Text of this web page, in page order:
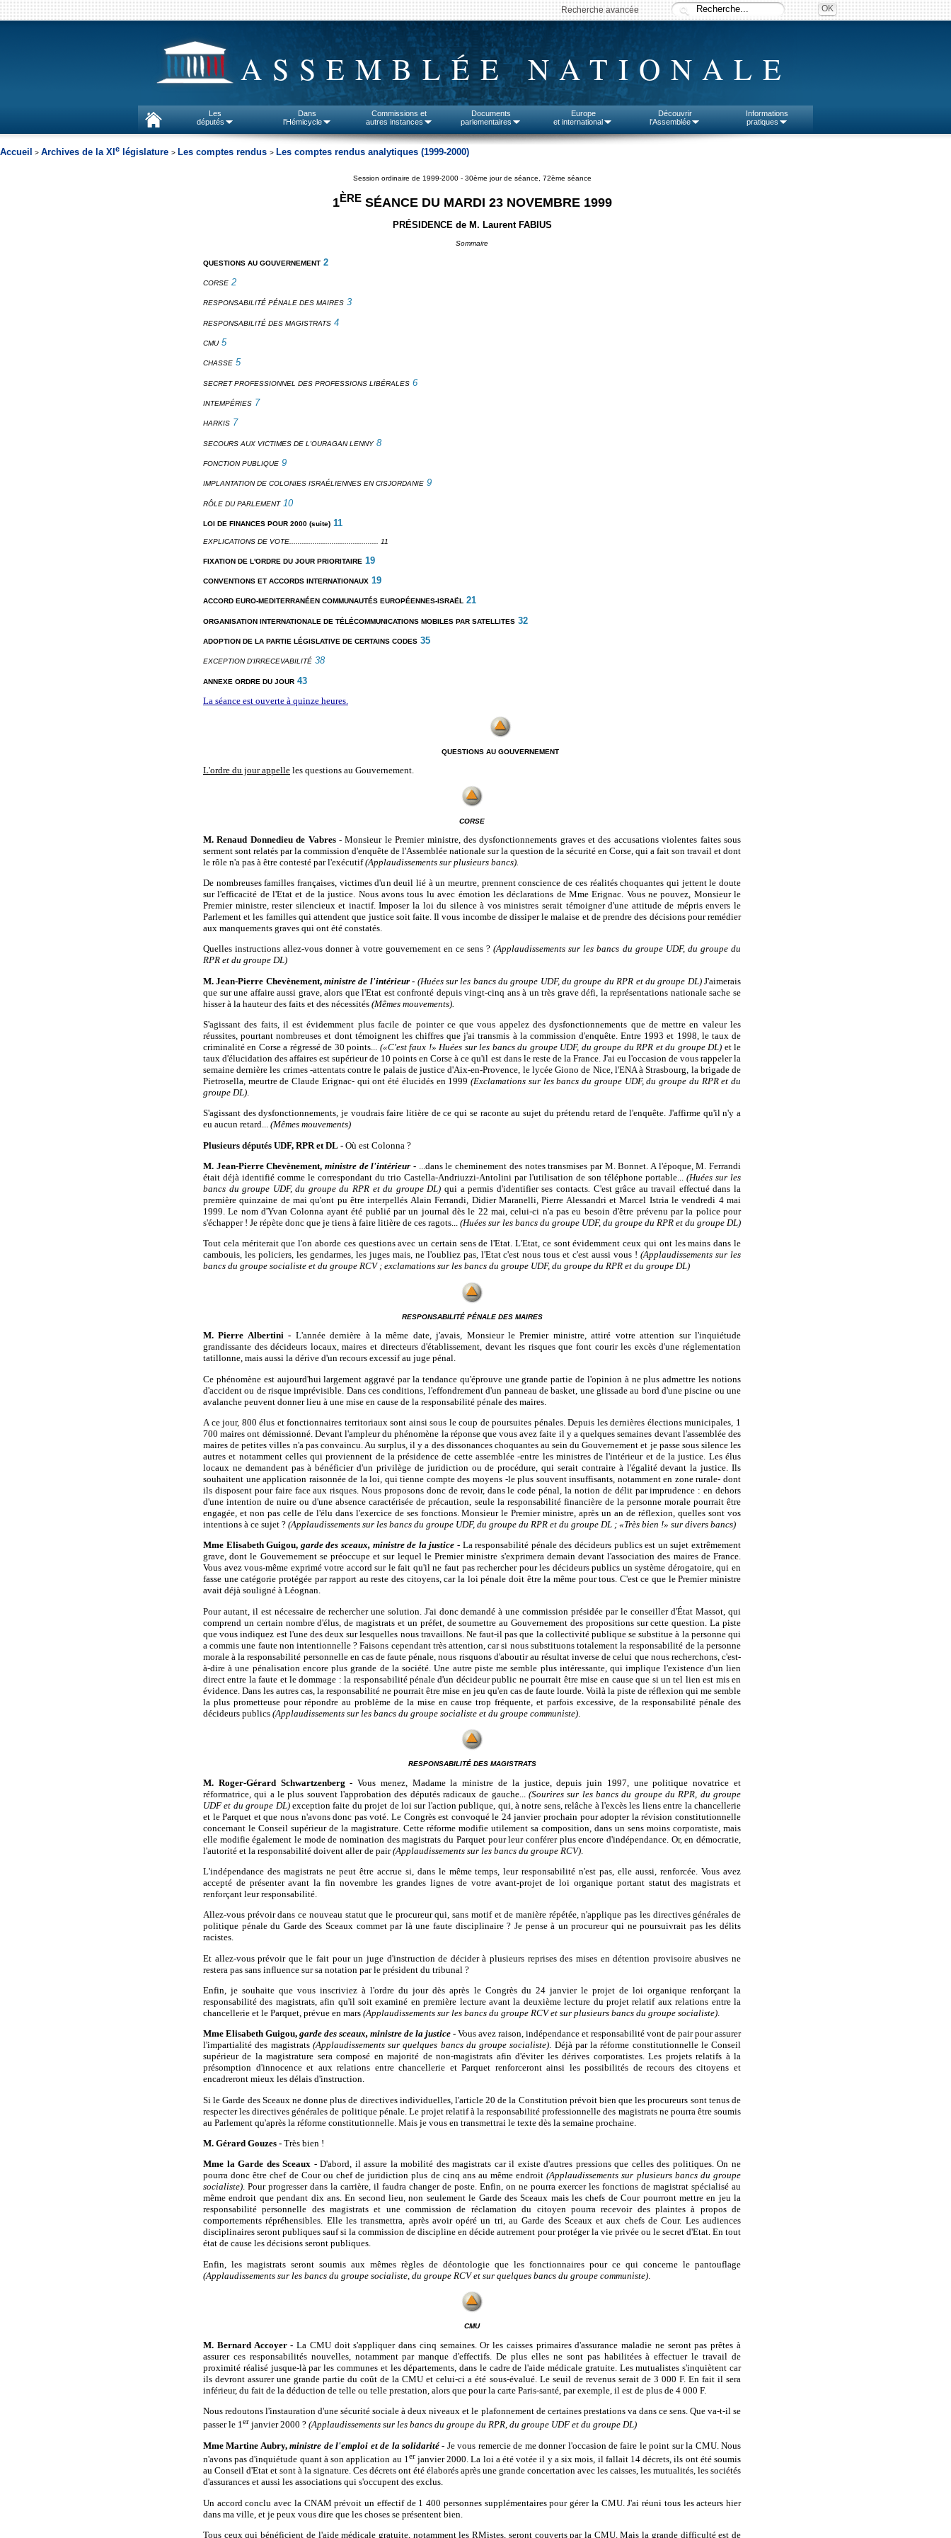
Recherche avancée
ASSEMBLÉE NATIONALE
Les
députés
Dans
l'Hémicycle
Commissions et
autres instances
Documents
parlementaires
Europe
et international
Découvrir
l'Assemblée
Informations
pratiques
Accueil > Archives de la XI e législature > Les comptes rendus > Les comptes rendus analytiques (1999-2000)
Session ordinaire de 1999-2000 - 30ème jour de séance, 72ème séance
1ÈRESÉANCE DU MARDI 23 NOVEMBRE 1999
PRÉSIDENCE de M. Laurent FABIUS
Sommaire
QUESTIONS AU GOUVERNEMENT 2
CORSE 2
RESPONSABILITÉ PÉNALE DES MAIRES 3
RESPONSABILITÉ DES MAGISTRATS 4
CMU5
CHASSE 5
SECRET PROFESSIONNEL DES PROFESSIONS LIBÉRALES 6
INTEMPÉRIES 7
HARKIS 7
SECOURS AUX VICTIMES DE L'OURAGAN LENNY 8
FONCTION PUBLIQUE 9
IMPLANTATION DE COLONIES ISRAÉLIENNES EN CISJORDANIE 9
RÔLE DU PARLEMENT10
LOI DE FINANCES POUR 2000 (suite) 11
EXPLICATIONS DE VOTE.......................................... 11
FIXATION DE L'ORDRE DU JOUR PRIORITAIRE 19
CONVENTIONS ET ACCORDS INTERNATIONAUX 19
ACCORD EURO-MEDITERRANÉEN COMMUNAUTÉS EUROPÉENNES-ISRAËL 21
ORGANISATION INTERNATIONALE DE TÉLÉCOMMUNICATIONS MOBILES PAR SATELLITES 32
ADOPTION DE LA PARTIE LÉGISLATIVE DE CERTAINS CODES 35
EXCEPTION D'IRRECEVABILITÉ 38
ANNEXE ORDRE DU JOUR 43
La séance est ouverte à quinze heures.
QUESTIONS AU GOUVERNEMENT
L'ordre du jour appelle les questions au Gouvernement.
CORSE
M. Renaud Donnedieu de Vabres -Monsieur le Premier ministre, des dysfonctionnements graves et des accusations violentes faites sous
serment sont relatés par la commission d'enquête de l'Assemblée nationale sur la question de la sécurité en Corse, qui a fait son travail et dont
le rôle n'a pas à être contesté par l'exécutif(Applaudissements sur plusieurs bancs).
De nombreuses familles françaises, victimes d'un deuil lié à un meurtre, prennent conscience de ces réalités choquantes qui jettent le doute
sur l'efficacité de l'Etat et de la justice. Nous avons tous lu avec émotion les déclarations de Mme Erignac. Vous ne pouvez, Monsieur le
Premier ministre, rester silencieux et inactif. Imposer la loi du silence à vos ministres serait témoigner d'une attitude de mépris envers le
Parlement et les familles qui attendent que justice soit faite. Il vous incombe de dissiper le malaise et de prendre des décisions pour remédier
aux manquements graves qui ont été constatés.
Quelles instructions allez-vous donner à votre gouvernement en ce sens ?(Applaudissements sur les bancs du groupe UDF, du groupe du
RPR et du groupe DL)
M. Jean-Pierre Chevènement,ministre de l'intérieur- (Huées sur les bancs du groupe UDF, du groupe du RPR et du groupe DL)J'aimerais
que sur une affaire aussi grave, alors que l'Etat est confronté depuis vingt-cinq ans à un très grave défi, la représentations nationale sache se
hisser à la hauteur des faits et des nécessités (Mêmes mouvements).
S'agissant des faits, il est évidemment plus facile de pointer ce que vous appelez des dysfonctionnements que de mettre en valeur les
réussites, pourtant nombreuses et dont témoignent les chiffres que j'ai transmis à la commission d'enquête. Entre 1993 et 1998, le taux de
criminalité en Corse a régressé de 30 points... («C'est faux !» Huées sur les bancs du groupe UDF, du groupe du RPR et du groupe DL) et le
taux d'élucidation des affaires est supérieur de 10 points en Corse à ce qu'il est dans le reste de la France. J'ai eu l'occasion de vous rappeler la
semaine dernière les crimes -attentats contre le palais de justice d'Aix-en-Provence, le lycée Giono de Nice, l'ENA à Strasbourg, la brigade de
Pietrosella, meurtre de Claude Erignac- qui ont été élucidés en 1999(Exclamations sur les bancs du groupe UDF, du groupe du RPR et du
groupe DL).
S'agissant des dysfonctionnements, je voudrais faire litière de ce qui se raconte au sujet du prétendu retard de l'enquête. J'affirme qu'il n'y a
eu aucun retard... (Mêmes mouvements)
Plusieurs députés UDF, RPR et DL - Où est Colonna ?
M. Jean-Pierre Chevènement,ministre de l'intérieur- ...dans le cheminement des notes transmises par M. Bonnet. A l'époque, M. Ferrandi
était déjà identifié comme le correspondant du trio Castella-Andriuzzi-Antolini par l'utilisation de son téléphone portable... (Huées sur les
bancs du groupe UDF, du groupe du RPR et du groupe DL) qui a permis d'identifier ses contacts. C'est grâce au travail effectué dans la
première quinzaine de mai qu'ont pu être interpellés Alain Ferrandi, Didier Maranelli, Pierre Alessandri et Marcel Istria le vendredi 4 mai
1999. Le nom d'Yvan Colonna ayant été publié par un journal dès le 22 mai, celui-ci n'a pas eu besoin d'être prévenu par la police pour
s'échapper ! Je répète donc que je tiens à faire litière de ces ragots... (Huées sur les bancs du groupe UDF, du groupe du RPR et du groupe DL)
Tout cela mériterait que l'on aborde ces questions avec un certain sens de l'Etat. L'Etat, ce sont évidemment ceux qui ont les mains dans le
cambouis, les policiers, les gendarmes, les juges mais, ne l'oubliez pas, l'Etat c'est nous tous et c'est aussi vous !(Applaudissements sur les
bancs du groupe socialiste et du groupe RCV ; exclamations sur les bancs du groupe UDF, du groupe du RPR et du groupe DL)
RESPONSABILITÉ PÉNALE DES MAIRES
M. Pierre Albertini - L'année dernière à la même date, j'avais, Monsieur le Premier ministre, attiré votre attention sur l'inquiétude
grandissante des décideurs locaux, maires et directeurs d'établissement, devant les risques que font courir les excès d'une réglementation
tatillonne, mais aussi la dérive d'un recours excessif au juge pénal.
Ce phénomène est aujourd'hui largement aggravé par la tendance qu'éprouve une grande partie de l'opinion à ne plus admettre les notions
d'accident ou de risque imprévisible. Dans ces conditions, l'effondrement d'un panneau de basket, une glissade au bord d'une piscine ou une
avalanche peuvent donner lieu à une mise en cause de la responsabilité pénale des maires.
A ce jour, 800 élus et fonctionnaires territoriaux sont ainsi sous le coup de poursuites pénales. Depuis les dernières élections municipales, 1
700 maires ont démissionné. Devant l'ampleur du phénomène la réponse que vous avez faite il y a quelques semaines devant l'assemblée des
maires de petites villes n'a pas convaincu. Au surplus, il y a des dissonances choquantes au sein du Gouvernement et je passe sous silence les
autres et notamment celles qui proviennent de la présidence de cette assemblée -entre les ministres de l'intérieur et de la justice. Les élus
locaux ne demandent pas à bénéficier d'un privilège de juridiction ou de procédure, qui serait contraire à l'égalité devant la justice. Ils
souhaitent une application raisonnée de la loi, qui tienne compte des moyens -le plus souvent insuffisants, notamment en zone rurale- dont
ils disposent pour faire face aux risques. Nous proposons donc de revoir, dans le code pénal, la notion de délit par imprudence : en dehors
d'une intention de nuire ou d'une absence caractérisée de précaution, seule la responsabilité financière de la personne morale pourrait être
engagée, et non pas celle de l'élu dans l'exercice de ses fonctions. Monsieur le Premier ministre, après un an de réflexion, quelles sont vos
intentions à ce sujet ? (Applaudissements sur les bancs du groupe UDF, du groupe du RPR et du groupe DL ; «Très bien !» sur divers bancs)
Mme Elisabeth Guigou, garde des sceaux, ministre de la justice- La responsabilité pénale des décideurs publics est un sujet extrêmement
grave, dont le Gouvernement se préoccupe et sur lequel le Premier ministre s'exprimera demain devant l'association des maires de France.
Vous avez vous-même exprimé votre accord sur le fait qu'il ne faut pas rechercher pour les décideurs publics un système dérogatoire, qui en
fasse une catégorie protégée par rapport au reste des citoyens, car la loi pénale doit être la même pour tous. C'est ce que le Premier ministre
avait déjà souligné à Léognan.
Pour autant, il est nécessaire de rechercher une solution. J'ai donc demandé à une commission présidée par le conseiller d'État Massot, qui
comprend un certain nombre d'élus, de magistrats et un préfet, de soumettre au Gouvernement des propositions sur cette question. La piste
que vous indiquez est l'une des deux sur lesquelles nous travaillons. Ne faut-il pas que la collectivité publique se substitue à la personne qui
a commis une faute non intentionnelle ? Faisons cependant très attention, car si nous substituons totalement la responsabilité de la personne
morale à la responsabilité personnelle en cas de faute pénale, nous risquons d'aboutir au résultat inverse de celui que nous recherchons, c'est-
à-dire à une pénalisation encore plus grande de la société. Une autre piste me semble plus intéressante, qui implique l'existence d'un lien
direct entre la faute et le dommage : la responsabilité pénale d'un décideur public ne pourrait être mise en cause que si un tel lien est mis en
évidence. Dans les autres cas, la responsabilité ne pourrait être mise en jeu qu'en cas de faute lourde. Voilà la piste de réflexion qui me semble
la plus prometteuse pour répondre au problème de la mise en cause trop fréquente, et parfois excessive, de la responsabilité pénale des
décideurs publics (Applaudissements sur les bancs du groupe socialiste et du groupe communiste)
RESPONSABILITÉ DES MAGISTRATS
M. Roger-Gérard Schwartzenberg - Vous menez, Madame la ministre de la justice, depuis juin 1997, une politique novatrice et
réformatrice, qui a le plus souvent l'approbation des députés radicaux de gauche... (Sourires sur les bancs du groupe du RPR, du groupe
UDF et du groupe DL)exception faite du projet de loi sur l'action publique, qui, à notre sens, relâche à l'excès les liens entre la chancellerie
et le Parquet et que nous n'avons donc pas voté. Le Congrès est convoqué le 24 janvier prochain pour adopter la révision constitutionnelle
concernant le Conseil supérieur de la magistrature. Cette réforme modifie utilement sa composition, dans un sens moins corporatiste, mais
elle modifie également le mode de nomination des magistrats du Parquet pour leur conférer plus encore d'indépendance. Or, en démocratie,
l'autorité et la responsabilité doivent aller de pair(Applaudissements sur les bancs du groupe RCV)
L'indépendance des magistrats ne peut être accrue si, dans le même temps, leur responsabilité n'est pas, elle aussi, renforcée. Vous avez
accepté de présenter avant la fin novembre les grandes lignes de votre avant-projet de loi organique portant statut des magistrats et
renforçant leur responsabilité.
Allez-vous prévoir dans ce nouveau statut que le procureur qui, sans motif et de manière répétée, n'applique pas les directives générales de
politique pénale du Garde des Sceaux commet par là une faute disciplinaire ? Je pense à un procureur qui ne poursuivrait pas les délits
racistes.
Et allez-vous prévoir que le fait pour un juge d'instruction de décider à plusieurs reprises des mises en détention provisoire abusives ne
restera pas sans influence sur sa notation par le président du tribunal ?
Enfin, je souhaite que vous inscriviez à l'ordre du jour dès après le Congrès du 24 janvier le projet de loi organique renforçant la
responsabilité des magistrats, afin qu'il soit examiné en première lecture avant la deuxième lecture du projet relatif aux relations entre la
chancellerie et le Parquet, prévue en mars (Applaudissements sur les bancs du groupe RCV et sur plusieurs bancs du groupe socialiste).
Mme Elisabeth Guigou, garde des sceaux, ministre de la justice - Vous avez raison, indépendance et responsabilité vont de pair pour assurer
l'impartialité des magistrats (Applaudissements sur quelques bancs du groupe socialiste). Déjà par la réforme constitutionnelle le Conseil
supérieur de la magistrature sera composé en majorité denon-magistrats afin d'éviter les dérives corporatistes. Les projets relatifs à la
présomption d'innocence et aux relations entre chancellerie et Parquet renforceront ainsi les possibilités de recours des citoyens et
encadreront mieux les délais d'instruction.
Si le Garde des Sceaux ne donne plus de directives individuelles, l'article 20 de la Constitution prévoit bien que les procureurs sont tenus de
respecter les directives générales de politique pénale. Le projet relatif à la responsabilité professionnelle des magistrats ne pourra être soumis
au Parlement qu'après la réforme constitutionnelle. Mais je vous en transmettrai le texte dès la semaine prochaine.
M. Gérard Gouzes - Très bien !
Mme la Garde des Sceaux -D'abord, il assure la mobilité des magistrats car il existe d'autres pressions que celles des politiques. On ne
pourra donc être chef de Cour ou chef de juridiction plus de cinq ans au même endroit(Applaudissements sur plusieurs bancs du groupe
socialiste). Pour progresser dans la carrière, il faudra changer de poste. Enfin, on ne pourra exercer les fonctions de magistrat spécialisé au
même endroit que pendant dix ans. En second lieu, non seulement le Garde des Sceaux mais les chefs de Cour pourront mettre en jeu la
responsabilité personnelle des magistrats et une commission de réclamation du citoyen pourra recevoir des plaintes à propos de
comportements répréhensibles. Elle les transmettra, après avoir opéré un tri, au Garde des Sceaux et aux chefs de Cour. Les audiences
disciplinaires seront publiques sauf si la commission de discipline en décide autrement pour protéger la vie privée ou le secret d'Etat. En tout
état de cause les décisions seront publiques.
Enfin, les magistrats seront soumis aux mêmes règles de déontologie que les fonctionnaires pour ce qui concerne le pantouflage
(Applaudissements sur les bancs du groupe socialiste, du groupe RCV et sur quelques bancs du groupe communiste)
CMU
M. Bernard Accoyer - La CMU doit s'appliquer dans cinq semaines. Or les caisses primaires d'assurance maladie ne seront pas prêtes à
assurer ces responsabilités nouvelles, notamment par manque d'effectifs. De plus elles ne sont pas habilitées à effectuer le travail de
proximité réalisé jusque-là par les communes et les départements, dans le cadre de l'aide médicale gratuite. Les mutualistes s'inquiètent car
ils devront assurer une grande partie du coût de la CMU et celui-ci a été sous-évalué. Le seuil de revenus serait de 3 000 F. En fait il sera
inférieur, du fait de la déduction de telle ou telle prestation, alors que pour la carte Paris-santé, par exemple, il est de plus de 4 000 F.
Nous redoutons l'instauration d'une sécurité sociale à deux niveaux et le plafonnement de certaines prestations va dans ce sens. Que va-t-il se
passer le 1er janvier 2000 ? (Applaudissements sur les bancs du groupe du RPR, du groupe UDF et du groupe DL)
Mme Martine Aubry,ministre de l'emploi et de la solidarité- Je vous remercie de me donner l'occasion de faire le point sur la CMU. Nous
n'avons pas d'inquiétude quant à son application au 1erjanvier 2000. La loi a été votée il y a six mois, il fallait 14 décrets, ils ont été soumis
au Conseil d'Etat et sont à la signature. Ces décrets ont été élaborés après une grande concertation avec les caisses, les mutualités, les sociétés
d'assurances et aussi les associations qui s'occupent des exclus.
Un accord conclu avec la CNAM prévoit un effectif de 1 400 personnes supplémentaires pour gérer la CMU. J'ai réuni tous les acteurs hier
dans ma ville, et je peux vous dire que les choses se présentent bien.
Tous ceux qui bénéficient de l'aide médicale gratuite, notamment les RMistes, seront couverts par la CMU. Mais la grande difficulté est de